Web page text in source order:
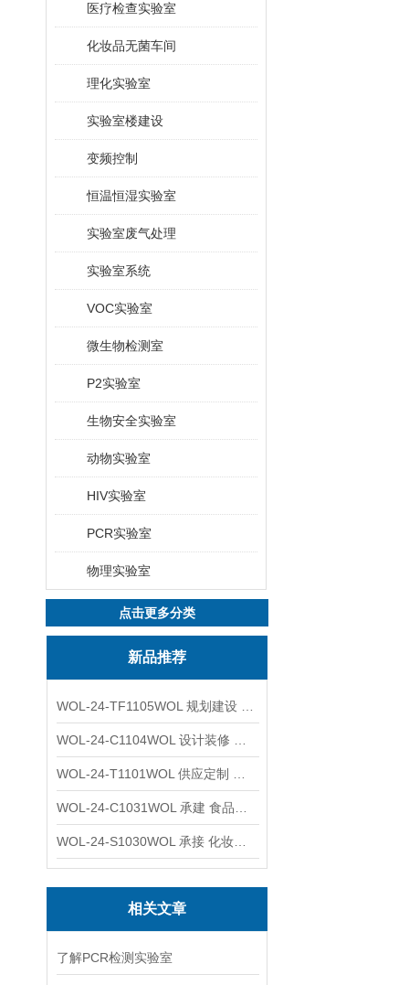
医疗检查实验室
化妆品无菌车间
理化实验室
实验室楼建设
变频控制
恒温恒湿实验室
实验室废气处理
实验室系统
VOC实验室
微生物检测室
P2实验室
生物安全实验室
动物实验室
HIV实验室
PCR实验室
物理实验室
点击更多分类
新品推荐
相关文章
了解PCR检测实验室